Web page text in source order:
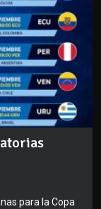
para la Copa